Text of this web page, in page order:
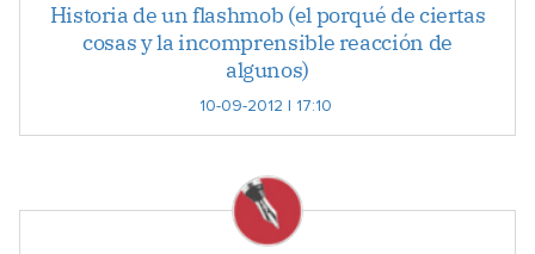
Historia de un flashmob (el porqué de ciertas
cosas y la incomprensible reacción de
algunos)
10-09-2012 | 17:10